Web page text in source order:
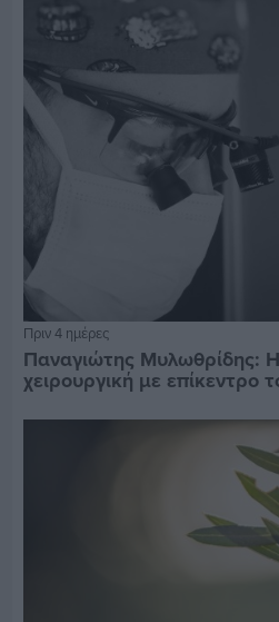
Πριν 4 ημέρες
Παναγιώτης Μυλωθρίδης:
χειρουργική με επίκεντρο